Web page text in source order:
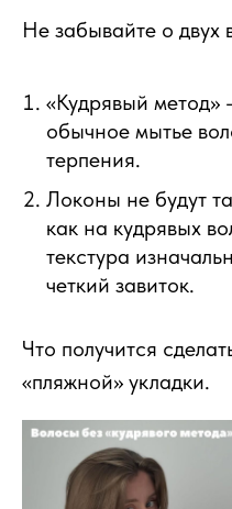
Не забывайте о двух
«Кудрявый метод»
обычное мытье
терпения.
Локоны не будут
как на кудрявых
текстура
четкий завиток.
Что получится
«пляжной» укладки.